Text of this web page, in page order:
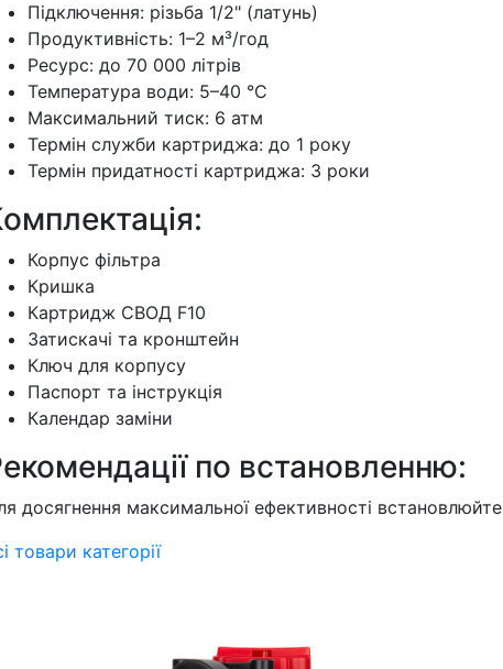
Підключення: різьба 1/2" (латунь)
Продуктивність: 1–2 м³/год
Ресурс: до 70 000 літрів
Температура води: 5–40 °С
Максимальний тиск: 6 атм
Термін служби картриджа: до 1 року
Термін придатності картриджа: 3 роки
Корпус фільтра
Кришка
Картридж СВОД F10
Затискачі та кронштейн
Ключ для корпусу
Паспорт та інструкція
Календар заміни
по встановленню:
досягнення максимальної ефективності встановлюйте
товари категорії